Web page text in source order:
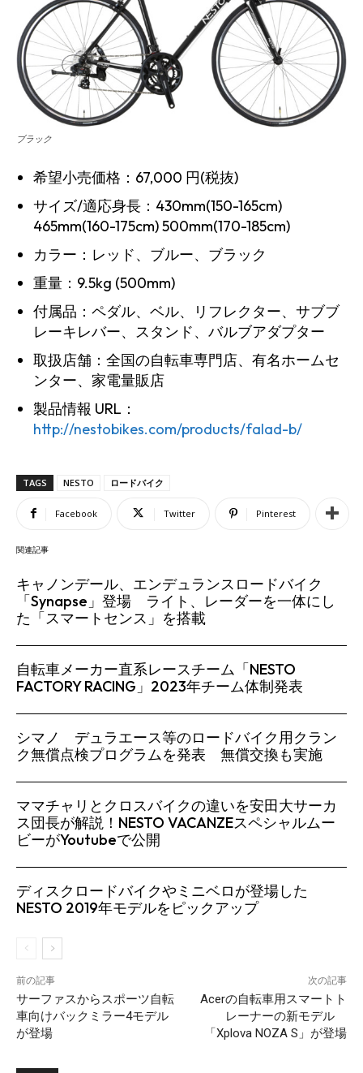
SEARCH...
ブラック
希望小売価格：67,000 円(税抜)
サイズ/適応身長：430mm(150-165cm)
465mm(160-175cm) 500mm(170-185cm)
カラー：レッド、ブルー、ブラック
重量：9.5kg (500mm)
付属品：ペダル、ベル、リフレクター、サブブ
レーキレバー、スタンド、バルブアダプター
取扱店舗：全国の自転車専門店、有名ホームセ
ンター、家電量販店
製品情報 URL：
http://nestobikes.com/products/falad-b/
TAGS NESTO ロードバイク
Facebook Twitter Pinterest
関連記事
キャノンデール、エンデュランスロードバイク
「Synapse」登場 ライト、レーダーを一体にし
た「スマートセンス」を搭載
自転車メーカー直系レースチーム「NESTO
FACTORY RACING」2023年チーム体制発表
シマノ デュラエース等のロードバイク用クラン
ク無償点検プログラムを発表 無償交換も実施
ママチャリとクロスバイクの違いを安田大サーカ
ス団長が解説！NESTO VACANZEスペシャルムー
ビーがYoutubeで公開
ディスクロードバイクやミニベロが登場した
NESTO 2019年モデルをピックアップ
前の記事
サーファスからスポーツ自転
車向けバックミラー4モデル
が登場
次の記事
Acerの自転車用スマートト
レーナーの新モデル
「Xplova NOZA S」が登場